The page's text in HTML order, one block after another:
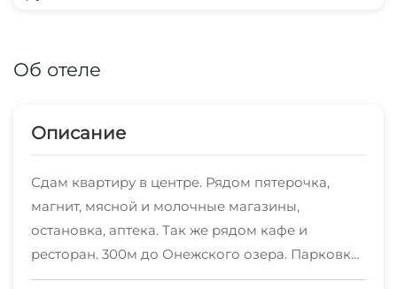
Об отеле
Описание
Сдам квартиру в центре. Рядом пятерочка,
магнит, мясной и молочные магазины,
остановка, аптека. Так же рядом кафе и
ресторан. 300м до Онежского озера. Парковка
перед окнами.Заселение с 14:00Выезд до 12:00.